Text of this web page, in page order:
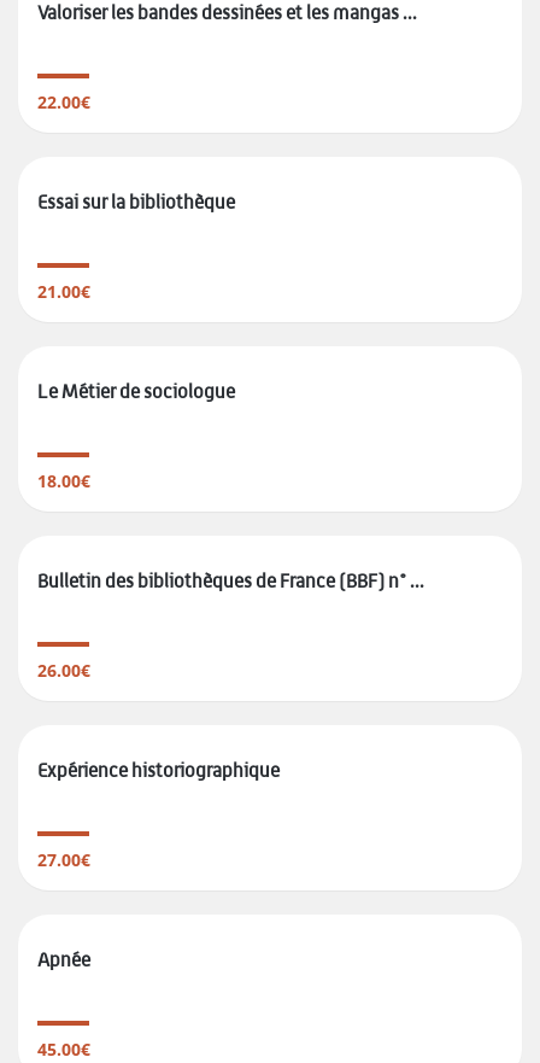
Valoriser les bandes dessinées et les mangas ...
22.00€
Essai sur la bibliothèque
21.00€
Le Métier de sociologue
18.00€
Bulletin des bibliothèques de France (BBF) n° ...
26.00€
Expérience historiographique
27.00€
Apnée
45.00€